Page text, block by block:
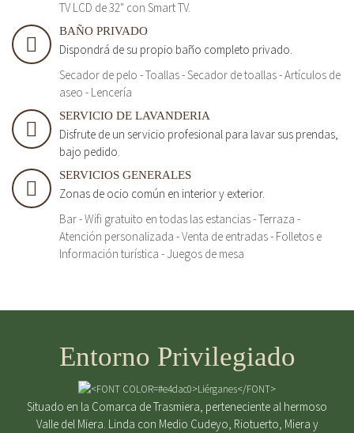
TV LCD de 32" con Smart TV.
BAÑO PRIVADO
Dispondrá de su propio baño completo privado.
Secador de pelo - Toallas - Secador de toallas - Artículos de
aseo - Lencería
SERVICIO DE LAVANDERIA
Disfrute de un servicio profesional para lavar sus prendas,
bajo pedido.
SERVICIOS GENERALES
Zonas de ocio común en interior y exterior.
Bar - Wifi gratuito en todas las estancias - Terraza -
Atención personalizada - Venta de entradas - Folletos e
Información turística - Juegos de mesa
Entorno Privilegiado
Situado en la Comarca de Trasmiera, perteneciente al hermoso
Valle del Miera. Linda con Medio Cudeyo, Riotuerto, Miera y